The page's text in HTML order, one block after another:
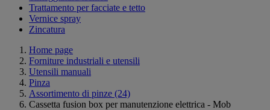
Trattamento per facciate e tetto
Vernice spray
Zincatura
Home page
Forniture industriali e utensili
Utensili manuali
Pinza
Assortimento di pinze (24)
Cassetta fusion box per manutenzione elettrica - Mob